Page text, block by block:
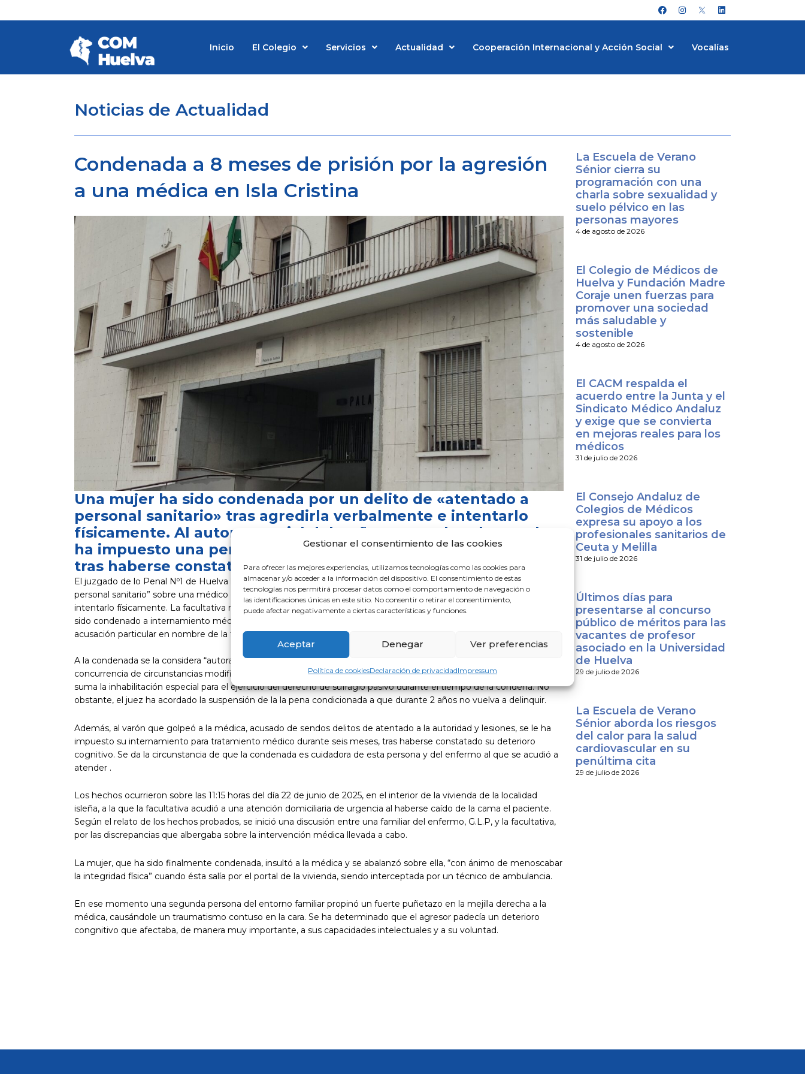
Gestionar el consentimiento de las cookies
Para ofrecer las mejores experiencias, utilizamos tecnologías como las cookies para
almacenar y/o acceder a la información del dispositivo. El consentimiento de estas
tecnologías nos permitirá procesar datos como el comportamiento de navegación o
las identificaciones únicas en este sitio. No consentir o retirar el consentimiento,
puede afectar negativamente a ciertas características y funciones.
Aceptar Denegar Ver preferencias
Política de cookiesDeclaración de privacidadImpressum
al
F
a
c
o
I
n
s
m
L
i
n
d
Inicio El Colegio Servicios Actualidad Cooperación Internacional y Acción Social Vocalías
Noticias de Actualidad
Condenada a 8 meses de prisión por la agresión
a una médica en Isla Cristina
Una mujer ha sido condenada por un delito de «atentado a
personal sanitario» tras agredirla verbalmente e intentarlo
físicamente. Al autor material del puñetazo, un hombre, se le
ha impuesto una pena de 6 meses de internamiento médico
tras haberse constatado su deterioro congnitivo.
El juzgado de lo Penal Nº1 de Huelva ha condenado a una mujer, G.L.P, a ocho meses de prisión por “atentado a
personal sanitario” sobre una médico durante una atención domiciliaria en Isla Cristina, al agredirla verbalmente e
intentarlo físicamente. La facultativa recibió además un puñetazo en la cara, cuyo autor ha sido un hombre que ha
sido condenado a internamiento médico. El Colegio de Médicos ha ejercido a través de sus servicios jurídicos la
acusación particular en nombre de la facultativa y colegiada.
A la condenada se la considera “autora penalmente responsable de un delito de atentado a personal sanitario, sin la
concurrencia de circunstancias modificativas de la responsabilidad criminal” y a la pena de 8 meses de prisión se le
suma la inhabilitación especial para el ejercicio del derecho de sufragio pasivo durante el tiempo de la condena. No
obstante, el juez ha acordado la suspensión de la la pena condicionada a que durante 2 años no vuelva a delinquir.
Además, al varón que golpeó a la médica, acusado de sendos delitos de atentado a la autoridad y lesiones, se le ha
impuesto su internamiento para tratamiento médico durante seis meses, tras haberse constatado su deterioro
cognitivo. Se da la circunstancia de que la condenada es cuidadora de esta persona y del enfermo al que se acudió a
atender .
Los hechos ocurrieron sobre las 11:15 horas del día 22 de junio de 2025, en el interior de la vivienda de la localidad
isleña, a la que la facultativa acudió a una atención domiciliaria de urgencia al haberse caído de la cama el paciente.
Según el relato de los hechos probados, se inició una discusión entre una familiar del enfermo, G.L.P, y la facultativa,
por las discrepancias que albergaba sobre la intervención médica llevada a cabo.
La mujer, que ha sido finalmente condenada, insultó a la médica y se abalanzó sobre ella, “con ánimo de menoscabar
la integridad física” cuando ésta salía por el portal de la vivienda, siendo interceptada por un técnico de ambulancia.
En ese momento una segunda persona del entorno familiar propinó un fuerte puñetazo en la mejilla derecha a la
médica, causándole un traumatismo contuso en la cara. Se ha determinado que el agresor padecía un deterioro
congnitivo que afectaba, de manera muy importante, a sus capacidades intelectuales y a su voluntad.
La Escuela de Verano
Sénior cierra su
programación con una
charla sobre sexualidad y
suelo pélvico en las
personas mayores
4 de agosto de 2026
El Colegio de Médicos de
Huelva y Fundación Madre
Coraje unen fuerzas para
promover una sociedad
más saludable y
sostenible
4 de agosto de 2026
El CACM respalda el
acuerdo entre la Junta y el
Sindicato Médico Andaluz
y exige que se convierta
en mejoras reales para los
médicos
31 de julio de 2026
El Consejo Andaluz de
Colegios de Médicos
expresa su apoyo a los
profesionales sanitarios de
Ceuta y Melilla
31 de julio de 2026
Últimos días para
presentarse al concurso
público de méritos para las
vacantes de profesor
asociado en la Universidad
de Huelva
29 de julio de 2026
La Escuela de Verano
Sénior aborda los riesgos
del calor para la salud
cardiovascular en su
penúltima cita
29 de julio de 2026